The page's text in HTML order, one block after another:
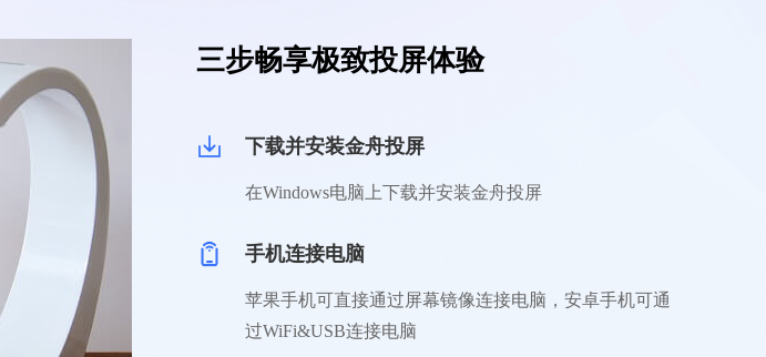
三步畅享极致投屏体验
下载并安装金舟投屏
在Windows电脑上下载并安装金舟投屏
手机连接电脑
苹果手机可直接通过屏幕镜像连接电脑，安卓手机可通
过WiFi&USB连接电脑